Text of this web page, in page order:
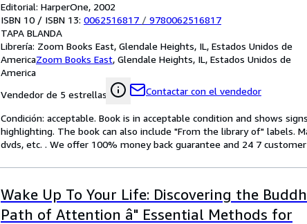
Editorial: HarperOne, 2002
ISBN 10 / ISBN 13: 0062516817 / 9780062516817
TAPA BLANDA
Librería: Zoom Books East, Glendale Heights, IL, Estados Unidos de
AmericaZoom Books East, Glendale Heights, IL, Estados Unidos de
America
Vendedor de 5 estrellas
Contactar con el vendedor
Condición: acceptable. Book is in acceptable condition and shows
highlighting. The book can also include "From the library of" labels.
dvds, etc. . We offer 100% money back guarantee and 24 7 customer
Wake Up To Your Life: Discovering the
Path of Attention â" Essential Methods for